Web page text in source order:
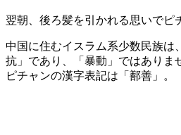
翌朝、後ろ髪を引かれる思いでピ
中国に住むイスラム系少数民族は
抗」であり、「暴動」ではありま
ピチャンの漢字表記は「鄯善」。